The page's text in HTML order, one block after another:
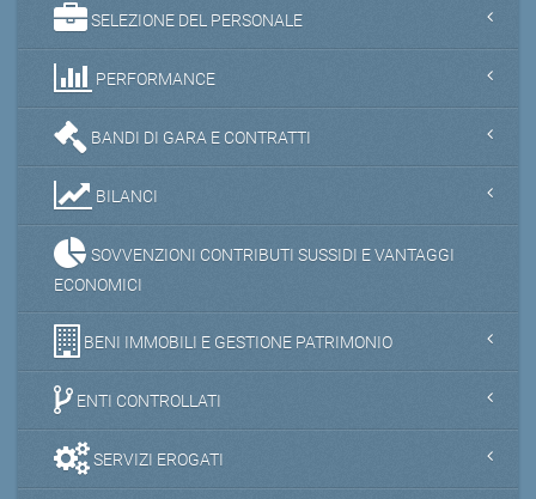
SELEZIONE DEL PERSONALE
PERFORMANCE
BANDI DI GARA E CONTRATTI
BILANCI
SOVVENZIONI CONTRIBUTI SUSSIDI E VANTAGGI
ECONOMICI
BENI IMMOBILI E GESTIONE PATRIMONIO
ENTI CONTROLLATI
SERVIZI EROGATI